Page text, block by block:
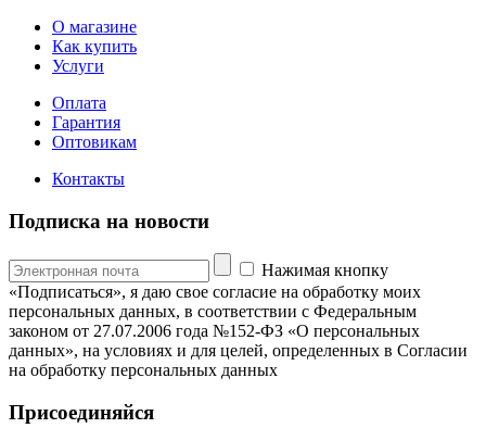
О магазине
Как купить
Услуги
Оплата
Гарантия
Оптовикам
Контакты
Подписка на новости
Нажимая кнопку
«Подписаться», я даю свое согласие на обработку моих
персональных данных, в соответствии с Федеральным
законом от 27.07.2006 года №152-ФЗ «О персональных
данных», на условиях и для целей, определенных в Согласии
на обработку персональных данных
Присоединяйся